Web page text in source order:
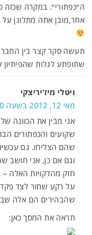
ה״כפתורי״. במקרה שכזה
אחר,מובן אתה מתלונן
תעשה סקר קצר בין
שתופתע לגלות שהפיתיון
ויטלי מיז'יריצקי
מאי 12, 2012 בשעה 22:00
אני מבין את הכוונה
שקועים והכפתורים
שהם הצליחו. גם
וגם אם כן, אני חושב
חזק מהדקויות האלה –
על רקע שחור לצד
שהבהירים הם אלה
תראה את המסך כאן: